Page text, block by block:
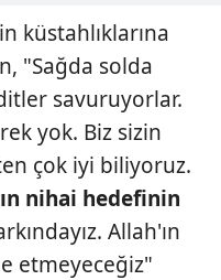
Kanunu uyarınca
okumak ve sitemizde
çerezlerle ilgili bilgi
küstahlıklarına
"Sağda solda
savuruyorlar.
yok. Biz sizin
çok iyi biliyoruz.
nihai hedefinin
Allah'ın
etmeyeceğiz"